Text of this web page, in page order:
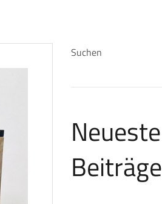
Suchen
Neueste
Beiträge